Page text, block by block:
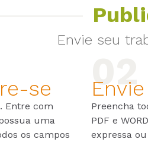
Envie seu
se
. Entre com
uma
os campos
Preencha
PDF e
expressa